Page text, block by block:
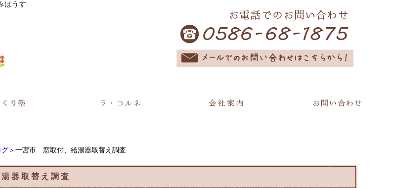
はうす
グ ＞一宮市 窓取付、給湯器取替え調査
器取替え調査